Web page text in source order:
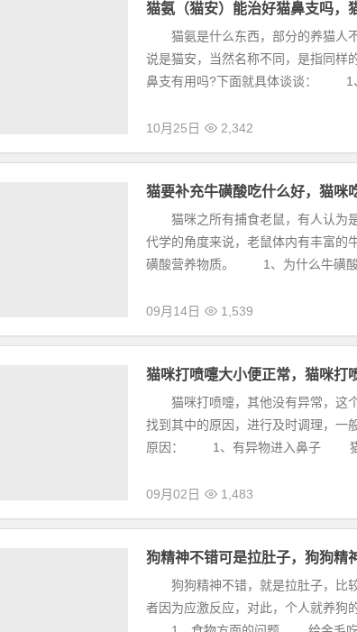
猫氨（猫安）能治好猫鼻支吗，
猫氨是什么东西，部分的养猫人不
说是猫安，当然名称不同，是指同样
鼻支有用吗?下面就具体谈谈： 1
10月25日 2,342
猫要补充牛磺酸吃什么好，猫咪
猫咪之所有捕食老鼠，有人认为是
代学的角度来说，老鼠体内有丰富的
磺酸营养物质。 1、为什么牛磺酸
09月14日 1,539
猫咪打喷嚏大小便正常，猫咪打
猫咪打喷嚏，其他没有异常，这个
找到其中的原因，进行及时调理，一
原因： 1、有异物进入鼻子 猫
09月02日 1,483
狗精神不错可是拉肚子，狗狗精
狗狗精神不错，就是拉肚子，比较
者因为应激反应，对此，个人就养狗